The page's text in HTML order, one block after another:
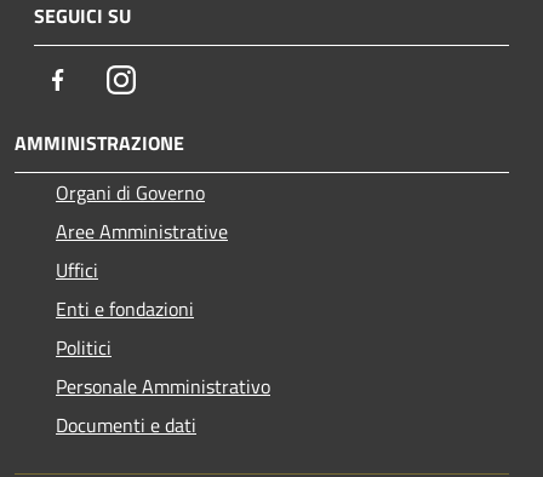
SEGUICI SU
FacebookInstagram
AMMINISTRAZIONE
Organi di Governo
Aree Amministrative
Uffici
Enti e fondazioni
Politici
Personale Amministrativo
Documenti e dati